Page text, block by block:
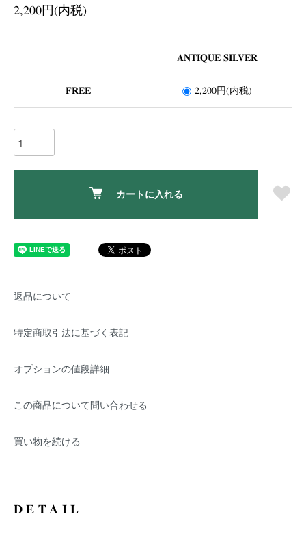
2,200円(内税)
ANTIQUE SILVER
FREE 2,200円(内税)
カートに入れる
返品について
特定商取引法に基づく表記
オプションの値段詳細
この商品について問い合わせる
買い物を続ける
DETAIL